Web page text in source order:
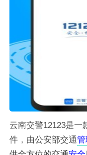
云南交警12123是一
件，由公安部交通管